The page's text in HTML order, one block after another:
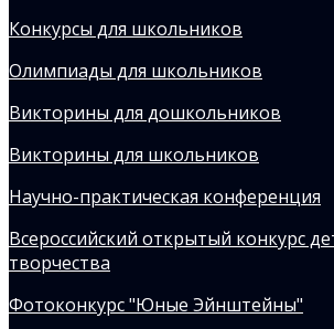
Конкурсы для школьников
Олимпиады для школьников
Викторины для дошкольников
Викторины для школьников
Научно-практическая конференция
Всероссийский открытый конкурс
творчества
Фотоконкурс "Юные Эйнштейны"